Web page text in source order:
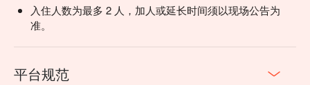
入住人数为最多 2 人，加人或延长时间须以现场公告为
准。
平台规范